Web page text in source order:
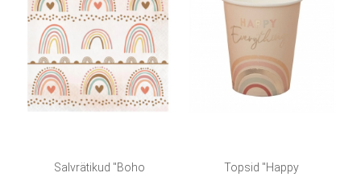
Salvrätikud "Boho
Topsid "Happy